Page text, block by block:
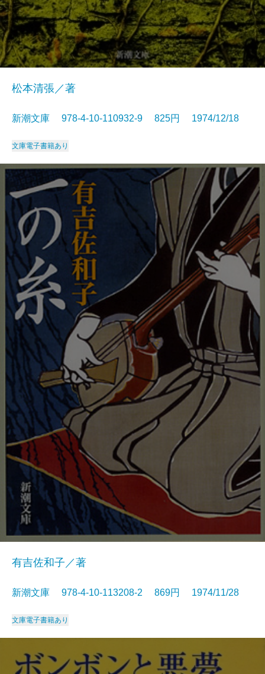
松本清張／著
新潮文庫 978-4-10-110932-9 825円 1974/12/18
文庫電子書籍あり
有吉佐和子／著
新潮文庫 978-4-10-113208-2 869円 1974/11/28
文庫電子書籍あり